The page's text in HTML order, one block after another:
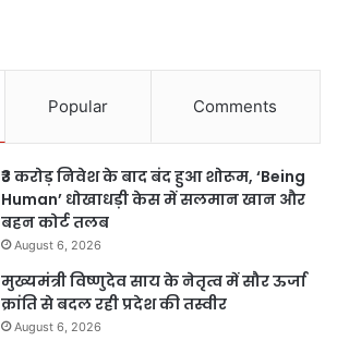
Popular Comments
₹3 करोड़ निवेश के बाद बंद हुआ शोरूम, ‘Being
Human’ धोखाधड़ी केस में सलमान खान और
बहन कोर्ट तलब
August 6, 2026
मुख्यमंत्री विष्णुदेव साय के नेतृत्व में सौर ऊर्जा
क्रांति से बदल रही प्रदेश की तस्वीर
August 6, 2026